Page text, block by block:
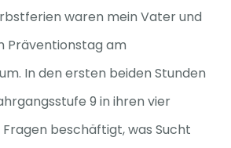
waren mein Vater und
Präventionstag am
In den ersten beiden Stunden
9 in ihren vier
beschäftigt, was Sucht